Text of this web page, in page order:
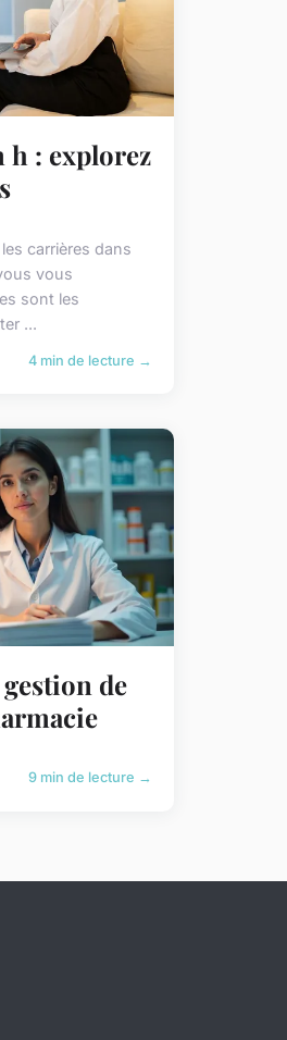
h : explorez
carrières dans
vous
sont les
...
4 min de lecture →
de
9 min de lecture →